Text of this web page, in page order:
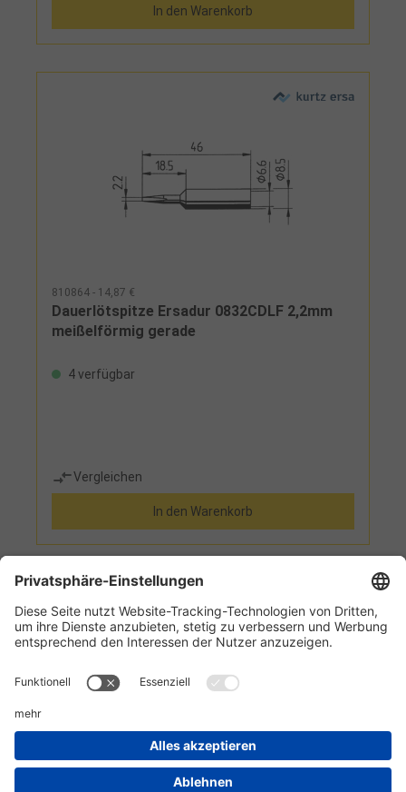
In den Warenkorb
810864 - 14,87 €
Dauerlötspitze Ersadur 0832CDLF 2,2mm
meißelförmig gerade
4 verfügbar
Vergleichen
In den Warenkorb
1 2 3
Informationen
Kundenservice